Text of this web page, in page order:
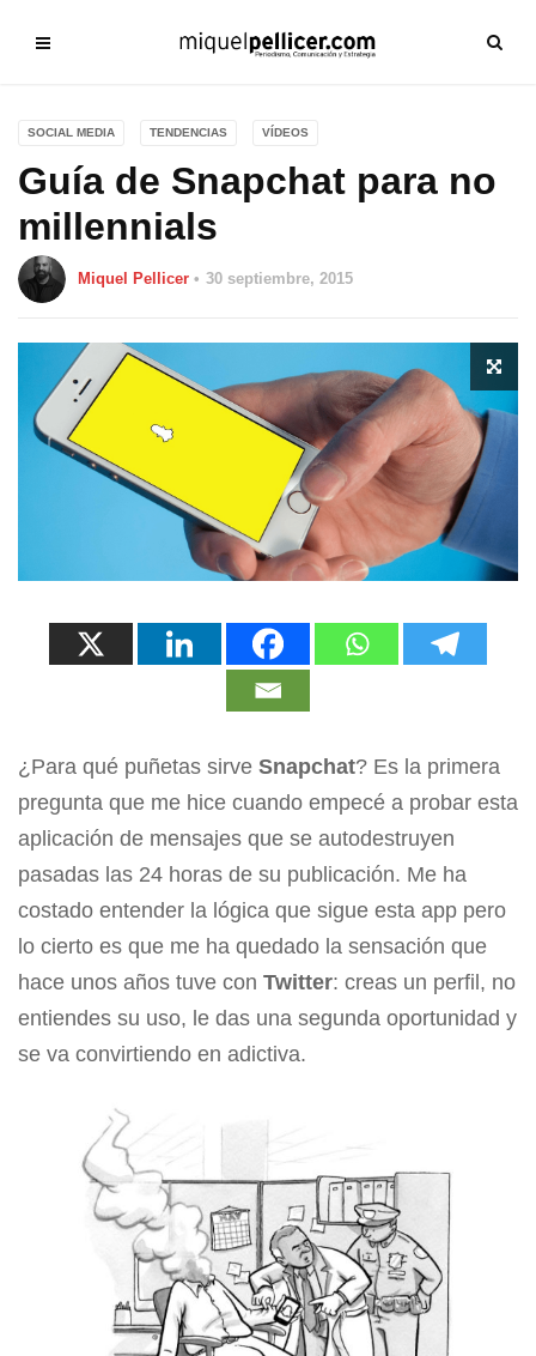
SOCIAL MEDIA TENDENCIAS VÍDEOS
Guía de Snapchat para no
millennials
Miquel Pellicer 30 septiembre, 2015
¿Para qué puñetas sirve Snapchat? Es la primera
pregunta que me hice cuando empecé a probar esta
aplicación de mensajes que se autodestruyen
pasadas las 24 horas de su publicación. Me ha
costado entender la lógica que sigue esta app pero
lo cierto es que me ha quedado la sensación que
hace unos años tuve con Twitter: creas un perfil, no
entiendes su uso, le das una segunda oportunidad y
se va convirtiendo en adictiva.